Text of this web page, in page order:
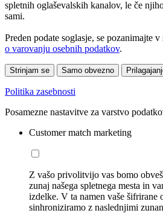
spletnih oglaševalskih kanalov, le če
sami.
Preden podate soglasje, se pozanimajte
o varovanju osebnih podatkov.
Strinjam se Samo obvezno
Politika zasebnosti
Posamezne nastavitve za varstvo
Customer match marketing
Z vašo privolitvijo vas bomo
zunaj našega spletnega mesta in
izdelke. V ta namen vaše šifrirane
sinhroniziramo z naslednjimi